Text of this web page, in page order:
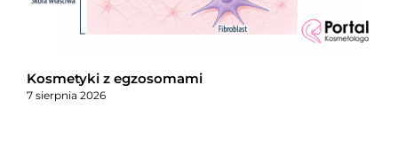
Kosmetyki z egzosomami
7 sierpnia 2026